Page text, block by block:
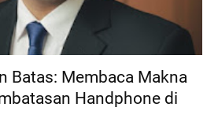
Batas: Membaca Makna
Handphone di